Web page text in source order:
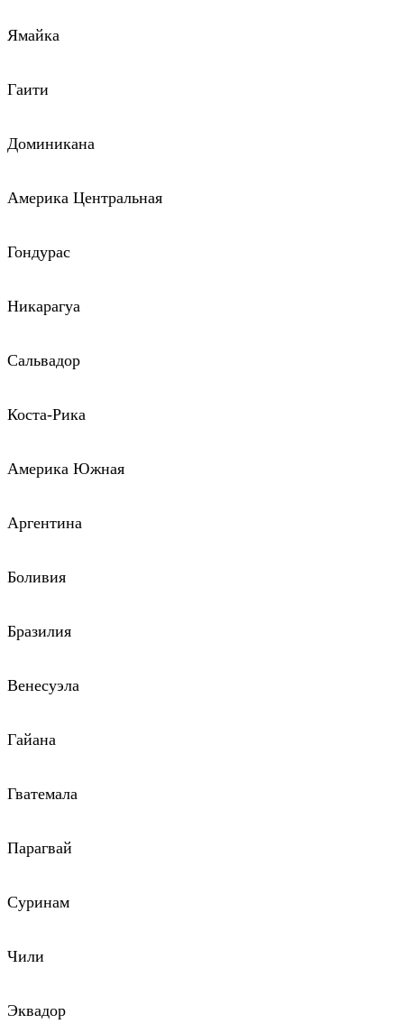
Ямайка
Гаити
Доминикана
Америка Центральная
Гондурас
Никарагуа
Сальвадор
Коста-Рика
Америка Южная
Аргентина
Боливия
Бразилия
Венесуэла
Гайана
Гватемала
Парагвай
Суринам
Чили
Эквадор